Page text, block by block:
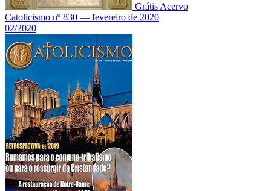
Grátis Acervo
Catolicismo nº 830 — fevereiro de 2020
02/2020